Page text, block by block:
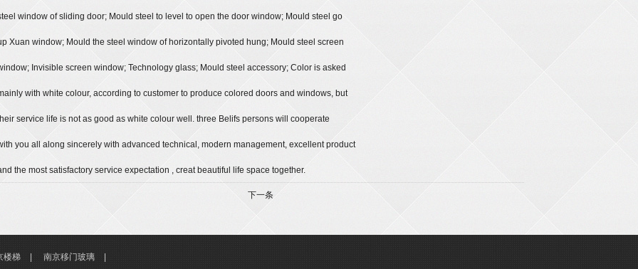
window of sliding door; Mould steel to level to open the door window; Mould steel go
Xuan window; Mould the steel window of horizontally pivoted hung; Mould steel screen
Invisible screen window; Technology glass; Mould steel accessory; Color is asked
with white colour, according to customer to produce colored doors and windows, but
service life is not as good as white colour well. three Belifs persons will cooperate
you all along sincerely with advanced technical, modern management, excellent product
the most satisfactory service expectation , creat beautiful life space together.
下一条
楼梯 南京移门玻璃